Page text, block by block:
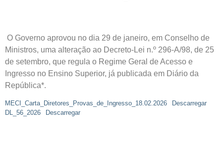
O Governo aprovou no dia 29 de janeiro, em Conselho de
Ministros, uma alteração ao Decreto-Lei n.º 296-A/98, de 25
de setembro, que regula o Regime Geral de Acesso e
Ingresso no Ensino Superior, já publicada em Diário da
República*.
MECI_Carta_Diretores_Provas_de_Ingresso_18.02.2026
Descarregar
DL_56_2026
Descarregar